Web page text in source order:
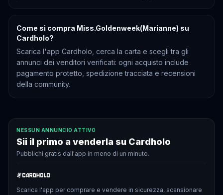
Come si compra Miss.Goldenweek(Marianne) su
Cardholo?
Scarica l'app Cardholo, cerca la carta e scegli tra gli
annunci dei venditori verificati: ogni acquisto include
pagamento protetto, spedizione tracciata e recensioni
della community.
NESSUN ANNUNCIO ATTIVO
Sii il primo a venderla su Cardholo
Pubblichi gratis dall'app in meno di un minuto.
Scarica l'app per comprare e vendere in sicurezza, scansionare